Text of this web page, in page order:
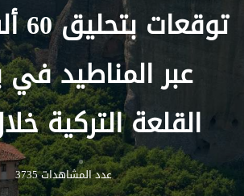
عبر المناطيد
القلعة التركية خلال
عدد المشاهدات 3735